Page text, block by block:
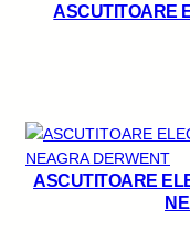
ASCUTITOARE
ASCUTITOARE